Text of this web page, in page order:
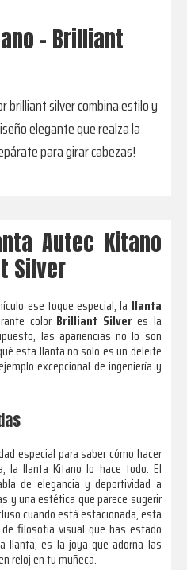
- Brilliant
brilliant silver combina estilo y
elegante que realza la
para girar cabezas!
Autec Kitano
Silver
ese toque especial, la llanta
color Brilliant Silver es la
las apariencias no lo son
esta llanta no solo es un deleite
excepcional de ingeniería y
especial para saber cómo hacer
la llanta Kitano lo hace todo. El
de elegancia y deportividad a
y una estética que parece sugerir
cuando está estacionada, esta
filosofía visual que has estado
llanta; es la joya que adorna las
reloj en tu muñeca.